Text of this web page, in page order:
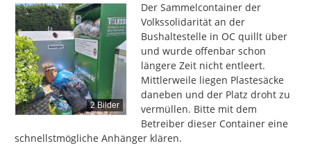
2 Bilder
Der Sammelcontainer der
Volkssolidarität an der
Bushaltestelle in OC quillt über
und wurde offenbar schon
längere Zeit nicht entleert.
Mittlerweile liegen Plastesäcke
daneben und der Platz droht zu
vermüllen. Bitte mit dem
Betreiber dieser Container eine
schnellstmögliche Anhänger klären.